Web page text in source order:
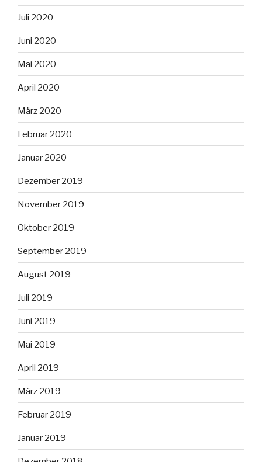
Juli 2020
Juni 2020
Mai 2020
April 2020
März 2020
Februar 2020
Januar 2020
Dezember 2019
November 2019
Oktober 2019
September 2019
August 2019
Juli 2019
Juni 2019
Mai 2019
April 2019
März 2019
Februar 2019
Januar 2019